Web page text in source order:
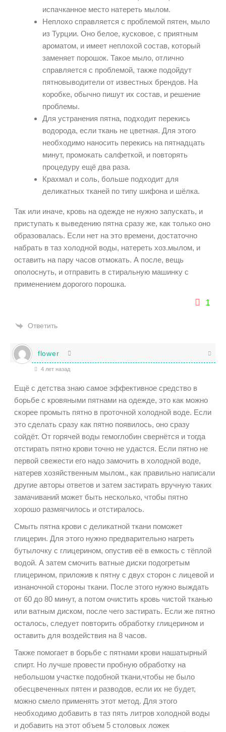
испачканное место натереть мылом.
Неплохо справляется с проблемой пятен, мыло
из Турции. Оно белое, кусковое, с приятным
ароматом, и имеет неплохой состав, который
заменяет порошок. Такое мыло, отлично
справляется с проблемой, также подойдут
пятновыводители от известных брендов. На
коробке, обычно пишут их состав, и решение
проблемы.
Для устранения пятна, подходит перекись
водорода, если ткань не цветная. Для этого
необходимо наносить перекись на пятнадцать
минут, промокать салфеткой, и повторять
процедуру ещё два раза.
Крахмал и соль, больше подходит для
деликатных тканей по типу шифона и шёлка.
Так или иначе, кровь на одежде не нужно запускать, и
приступать к выведению пятна сразу же, как только оно
образовалась. Если нет на это времени, достаточно
набрать в таз холодной воды, натереть хоз.мылом, и
оставить на пару часов отмокать. А после, вещь
ополоснуть, и отправить в стиральную машинку с
применением дорогого порошка.
1
Ответить
flower
4 лет назад
Ещё с детства знаю самое эффективное средство в
борьбе с кровяными пятнами на одежде, это как можно
скорее промыть пятно в проточной холодной воде. Если
это сделать сразу как пятно появилось, оно сразу
сойдёт. От горячей воды гемоглобин свернётся и тогда
отстирать пятно крови точно не удастся. Если пятно не
первой свежести его надо замочить в холодной воде,
натерев хозяйственным мылом., как правильно написали
другие авторы ответов и затем застирать вручную таких
замачиваний может быть несколько, чтобы пятно
хорошо размягчилось и отстиралось.
Смыть пятна крови с деликатной ткани поможет
глицерин. Для этого нужно предварительно нагреть
бутылочку с глицерином, опустив её в емкость с тёплой
водой. А затем смочить ватные диски подогретым
глицерином, приложив к пятну с двух сторон с лицевой и
изнаночной стороны ткани. После этого нужно выждать
от 60 до 80 минут, а потом очистить кровь чистой тканью
или ватным диском, после чего застирать. Если же пятно
осталось, следует повторить обработку глицерином и
оставить для воздействия на 8 часов.
Также помогает в борьбе с пятнами крови нашатырный
спирт. Но лучше провести пробную обработку на
небольшом участке подобной ткани,чтобы не было
обесцвеченных пятен и разводов, если их не будет,
можно смело применять этот метод. Для этого
необходимо добавить в таз пять литров холодной воды
и добавить на этот объем 5 столовых ложек